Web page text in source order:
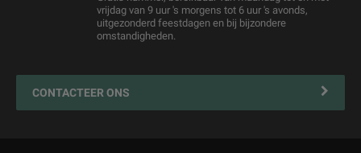
Contacteer uw Erkende Hersteller
Mopar Connect
vrijdag van 9 uur 's morgens tot 6 uur 's avonds,
uitgezonderd feestdagen en bij bijzondere
omstandigheden.
CONTACTEER ONS